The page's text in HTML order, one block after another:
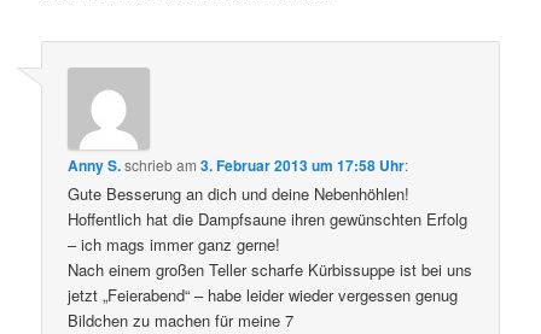
Anny S.schriebam3. Februar 2013 um 17:58 Uhr:
Gute Besserung an dich und deine Nebenhöhlen!
Hoffentlich hat die Dampfsaune ihren gewünschten Erfolg
– ich mags immer ganz gerne!
Nach einem großen Teller scharfe Kürbissuppe ist bei uns
jetzt „Feierabend“ – habe leider wieder vergessen genug
Bildchen zu machen für meine 7